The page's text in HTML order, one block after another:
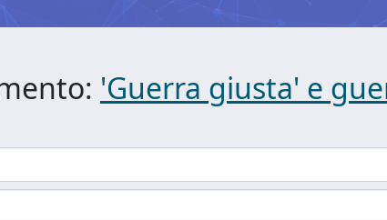
'Guerra giusta' e